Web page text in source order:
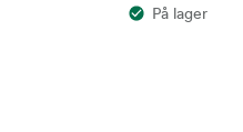
På lager